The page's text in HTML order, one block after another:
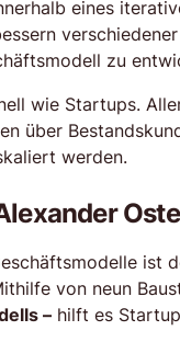
eines
zu
wie Startups.
über
werden.
ist
von neun
– hilft es